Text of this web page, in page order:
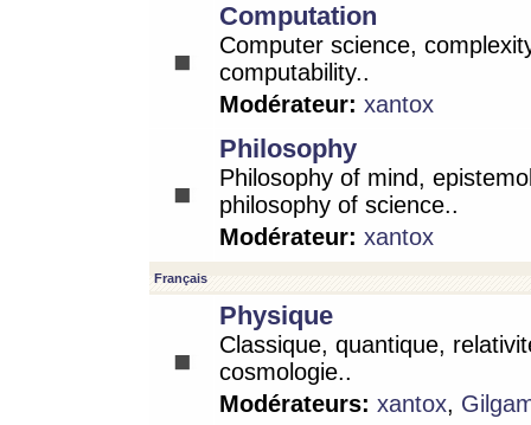
Computation
Computer science,
computability..
Modérateur: xantox
Philosophy
Philosophy of mind,
philosophy of science..
Modérateur: xantox
Français
Physique
Classique, quantique,
cosmologie..
Modérateurs: xantox,